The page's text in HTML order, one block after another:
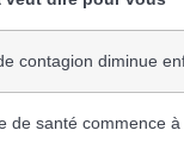
contagion diminue
de santé commence à